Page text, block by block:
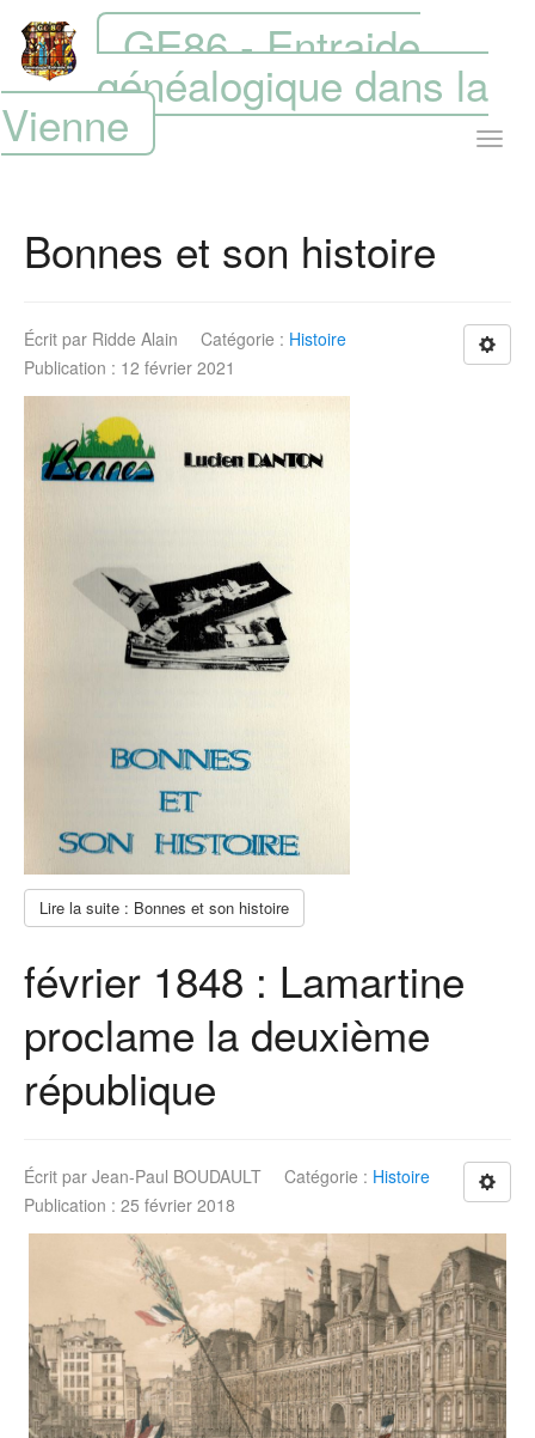
GE86 - Entraide
généalogique dans la
Vienne
Bonnes et son histoire
Écrit par Ridde Alain Catégorie : Histoire
Publication : 12 février 2021
Lire la suite : Bonnes et son histoire
février 1848 : Lamartine
proclame la deuxième
république
Écrit par Jean-Paul BOUDAULT Catégorie : Histoire
Publication : 25 février 2018